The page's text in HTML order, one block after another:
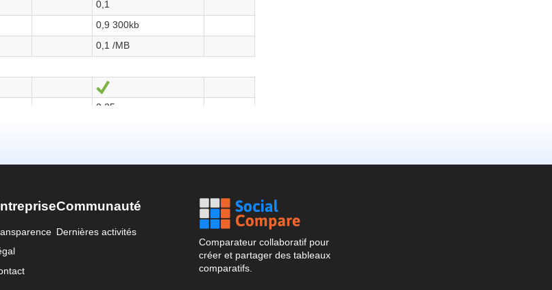
Communauté
Dernières activités
Comparateur collaboratif pour
créer et partager des tableaux
comparatifs.